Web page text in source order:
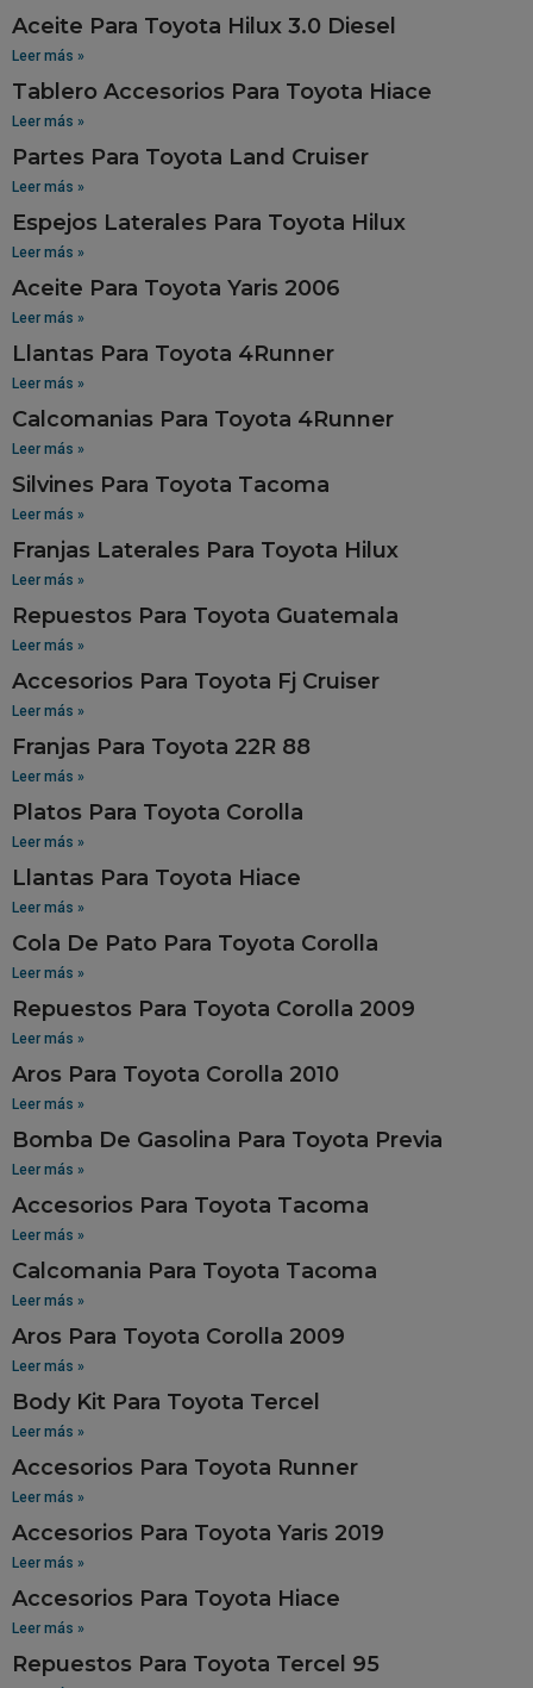
Aceite Para Toyota Hilux 3.0 Diesel
Leer más »
Tablero Accesorios Para Toyota Hiace
Leer más »
Partes Para Toyota Land Cruiser
Leer más »
Espejos Laterales Para Toyota Hilux
Leer más »
Aceite Para Toyota Yaris 2006
Leer más »
Llantas Para Toyota 4Runner
Leer más »
Calcomanias Para Toyota 4Runner
Leer más »
Silvines Para Toyota Tacoma
Leer más »
Franjas Laterales Para Toyota Hilux
Leer más »
Repuestos Para Toyota Guatemala
Leer más »
Accesorios Para Toyota Fj Cruiser
Leer más »
Franjas Para Toyota 22R 88
Leer más »
Platos Para Toyota Corolla
Leer más »
Llantas Para Toyota Hiace
Leer más »
Cola De Pato Para Toyota Corolla
Leer más »
Repuestos Para Toyota Corolla 2009
Leer más »
Aros Para Toyota Corolla 2010
Leer más »
Bomba De Gasolina Para Toyota Previa
Leer más »
Accesorios Para Toyota Tacoma
Leer más »
Calcomania Para Toyota Tacoma
Leer más »
Aros Para Toyota Corolla 2009
Leer más »
Body Kit Para Toyota Tercel
Leer más »
Accesorios Para Toyota Runner
Leer más »
Accesorios Para Toyota Yaris 2019
Leer más »
Accesorios Para Toyota Hiace
Leer más »
Repuestos Para Toyota Tercel 95